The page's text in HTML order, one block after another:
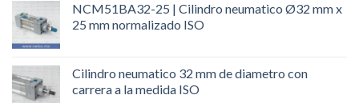
NCM51BA32-25 | Cilindro neumatico Ø32 mm x
25 mm normalizado ISO
Cilindro neumatico 32 mm de diametro con
carrera a la medida ISO